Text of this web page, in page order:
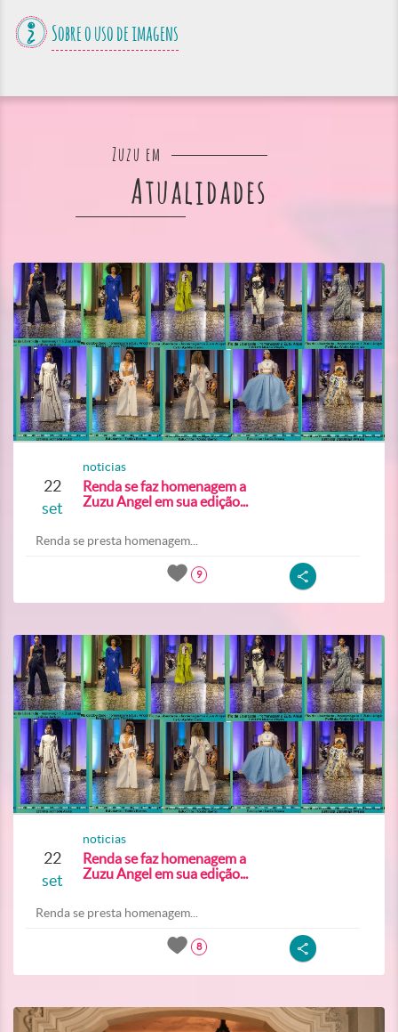
Sobre o uso de imagens
Zuzu em
Atualidades
22
set
noticias
Renda se faz homenagem a
Zuzu Angel em sua edição...
Renda se presta homenagem...
9
22
set
noticias
Renda se faz homenagem a
Zuzu Angel em sua edição...
Renda se presta homenagem...
8